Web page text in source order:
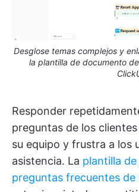
Desglose temas complejos y
la plantilla de documento
Responder
preguntas de los
su equipo y frustra a los
asistencia. La plantilla
preguntas frecuentes de